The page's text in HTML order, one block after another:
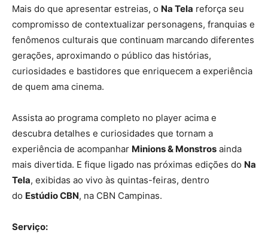
Mais do que apresentar estreias, o Na Tela reforça seu
compromisso de contextualizar personagens, franquias e
fenômenos culturais que continuam marcando diferentes
gerações, aproximando o público das histórias,
curiosidades e bastidores que enriquecem a experiência
de quem ama cinema.
Assista ao programa completo no player acima e
descubra detalhes e curiosidades que tornam a
experiência de acompanhar Minions & Monstros ainda
mais divertida. E fique ligado nas próximas edições do Na
Tela, exibidas ao vivo às quintas-feiras, dentro
do Estúdio CBN, na CBN Campinas.
Serviço: